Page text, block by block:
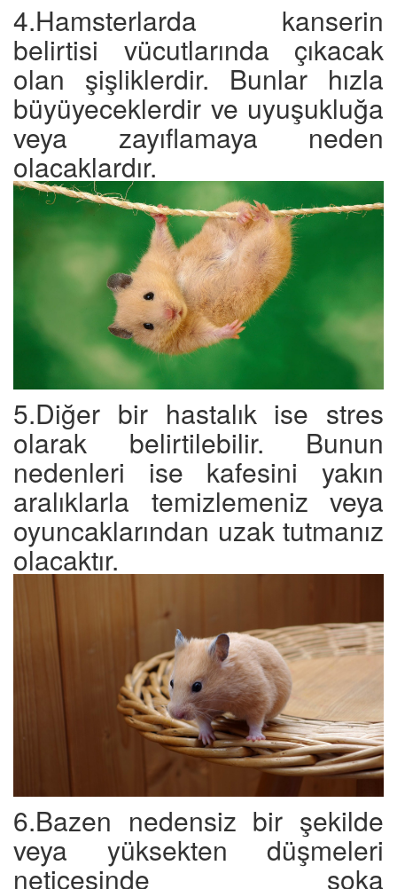
4.Hamsterlarda kanserin
belirtisi vücutlarında çıkacak
olan şişliklerdir. Bunlar hızla
büyüyeceklerdir ve uyuşukluğa
veya zayıflamaya neden
olacaklardır.
5.Diğer bir hastalık ise stres
olarak belirtilebilir. Bunun
nedenleri ise kafesini yakın
aralıklarla temizlemeniz veya
oyuncaklarından uzak tutmanız
olacaktır.
6.Bazen nedensiz bir şekilde
veya yüksekten düşmeleri
neticesinde şoka